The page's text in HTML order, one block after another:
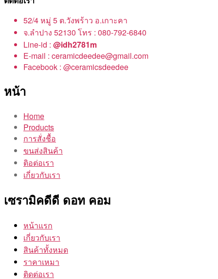
52/4 หมู่ 5 ต.วังพร้าว อ.เกาะคา
จ.ลำปาง 52130 โทร : 080-792-6840
Line-id : @idh2781m
E-mail : ceramicdeedee@gmail.com
Facebook : @ceramicsdeedee
หน้า
Home
Products
การสั่งชื้อ
ขนส่งสินค้า
ติอต่อเรา
เกี่ยวกับเรา
เซรามิคดีดี ดอท คอม
หน้าแรก
เกี่ยวกับเรา
สินค้าทั้งหมด
ราคาเหมา
ติดต่อเรา